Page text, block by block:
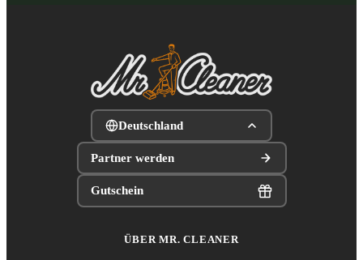
Deutschland
Partner werden
Gutschein
ÜBER MR. CLEANER